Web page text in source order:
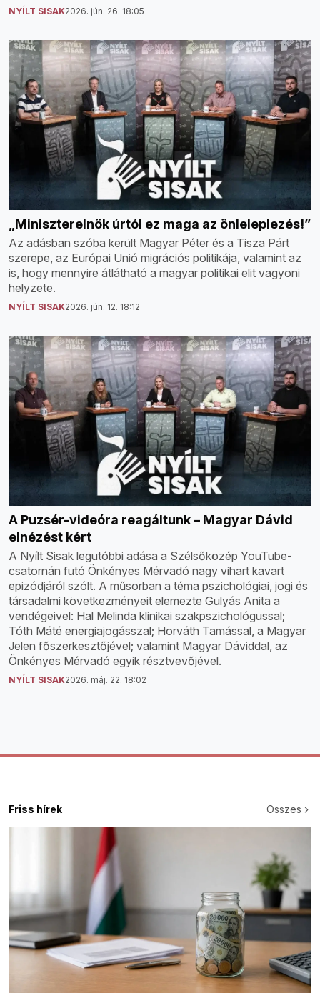
NYÍLT SISAK2026. jún. 26. 18:05
„Miniszterelnök úrtól ez maga az önleleplezés!”
Az adásban szóba került Magyar Péter és a Tisza Párt
szerepe, az Európai Unió migrációs politikája, valamint az
is, hogy mennyire átlátható a magyar politikai elit vagyoni
helyzete.
NYÍLT SISAK2026. jún. 12. 18:12
A Puzsér-videóra reagáltunk – Magyar Dávid
elnézést kért
A Nyílt Sisak legutóbbi adása a Szélsőközép YouTube-
csatornán futó Önkényes Mérvadó nagy vihart kavart
epizódjáról szólt. A műsorban a téma pszichológiai, jogi és
társadalmi következményeit elemezte Gulyás Anita a
vendégeivel: Hal Melinda klinikai szakpszichológussal;
Tóth Máté energiajogásszal; Horváth Tamással, a Magyar
Jelen főszerkesztőjével; valamint Magyar Dáviddal, az
Önkényes Mérvadó egyik résztvevőjével.
NYÍLT SISAK2026. máj. 22. 18:02
Friss hírek Összes